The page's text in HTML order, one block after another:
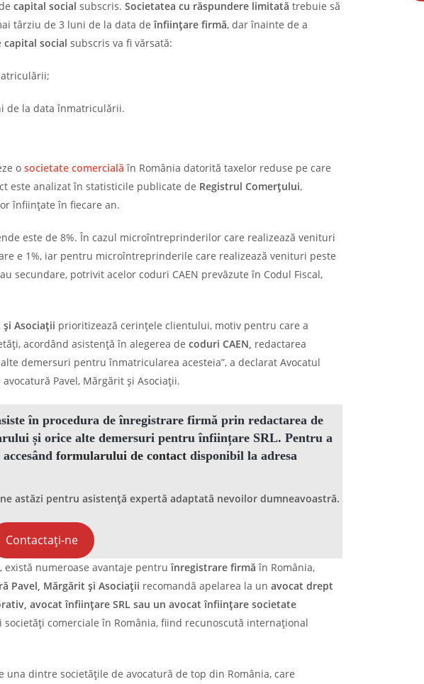
capital social subscris. Societatea cu răspundere limitată trebuie să
târziu de 3 luni de la data deînființare firmă, dar înainte de a
capital social subscris va fi vărsată:
de la data înmatriculării.
o societate comercială în România datorită taxelor reduse pe care
este analizat în statisticile publicate de Registrul Comerțului,
înființate în fiecare an.
este de 8%. În cazul microîntreprinderilor care realizează venituri
e 1%, iar pentru microîntreprinderile care realizează venituri peste
secundare, potrivit acelor coduri CAEN prevăzute în Codul Fiscal,
și Asociații prioritizează cerințele clientului, motiv pentru care a
acordând asistență în alegerea de coduri CAEN, redactarea
demersuri pentru înmatricularea acesteia”, a declarat Avocatul
Pavel, Mărgărit și Asociații.
în procedura deînregistrare firmă prin redactarea de
și orice alte demersuri pentruînființare SRL. Pentru a
formularului de contact disponibil la adresa
astăzi pentru asistență expertă adaptată nevoilor dumneavoastră.
Contactați-ne
există numeroase avantaje pentruînregistrare firmă în România,
Pavel, Mărgărit și Asociații recomandă apelarea la un avocat drept
avocat înființare SRL sau un avocat înființare societate
comerciale în România, fiind recunoscută internațional
una dintre societățile de avocatură de top din România, care